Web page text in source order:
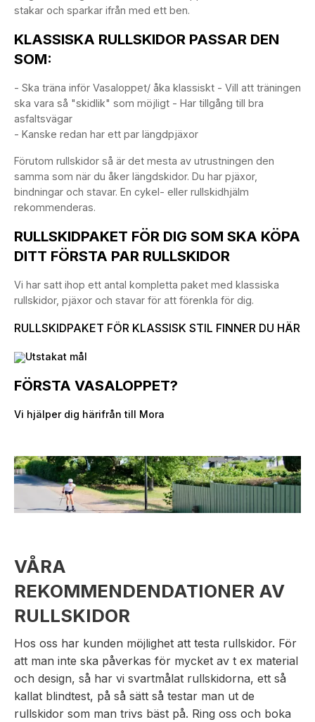
stakar och sparkar ifrån med ett ben.
KLASSISKA RULLSKIDOR PASSAR DEN
SOM:
- Ska träna inför Vasaloppet/ åka klassiskt - Vill att träningen
ska vara så "skidlik" som möjligt - Har tillgång till bra
asfaltsvägar
- Kanske redan har ett par längdpjäxor
Förutom rullskidor så är det mesta av utrustningen den
samma som när du åker längdskidor. Du har pjäxor,
bindningar och stavar. En cykel- eller rullskidhjälm
rekommenderas.
RULLSKIDPAKET FÖR DIG SOM SKA KÖPA
DITT FÖRSTA PAR RULLSKIDOR
Vi har satt ihop ett antal kompletta paket med klassiska
rullskidor, pjäxor och stavar för att förenkla för dig.
RULLSKIDPAKET FÖR KLASSISK STIL FINNER DU HÄR
FÖRSTA VASALOPPET?
Vi hjälper dig härifrån till Mora
VÅRA
REKOMMENDENDATIONER AV
RULLSKIDOR
Hos oss har kunden möjlighet att testa rullskidor. För
att man inte ska påverkas för mycket av t ex material
och design, så har vi svartmålat rullskidorna, ett så
kallat blindtest, på så sätt så testar man ut de
rullskidor som man trivs bäst på. Ring oss och boka